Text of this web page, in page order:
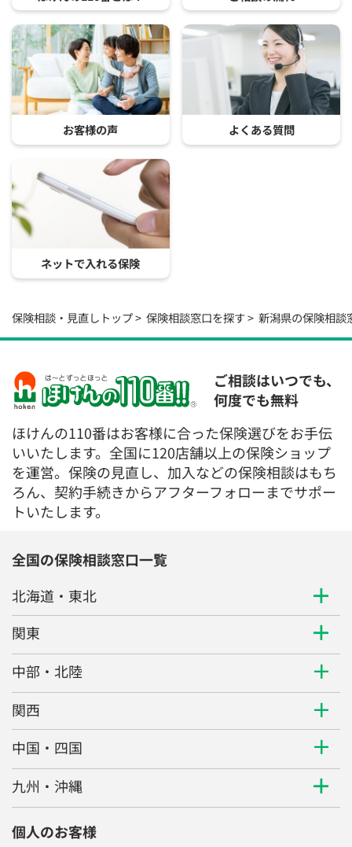
お客様の声 よくある質問
ネットで入れる保険
保険相談・見直しトップ 保険相談窓口を探す 新潟県の保険相談
ご相談はいつでも、
何度でも無料
ほけんの110番はお客様に合った保険選びをお手伝
いいたします。全国に120店舗以上の保険ショップ
を運営。保険の見直し、加入などの保険相談はもち
ろん、契約手続きからアフターフォローまでサポー
トいたします。
全国の保険相談窓口一覧
北海道・東北
関東
中部・北陸
関西
中国・四国
九州・沖縄
個人のお客様